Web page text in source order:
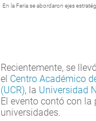
En la Feria se abordaron ejes
Recientemente, se
el Centro Académico
(UCR), la Universidad
El evento contó con
universidades.